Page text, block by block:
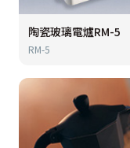
陶瓷玻璃電爐RM-5
RM-5